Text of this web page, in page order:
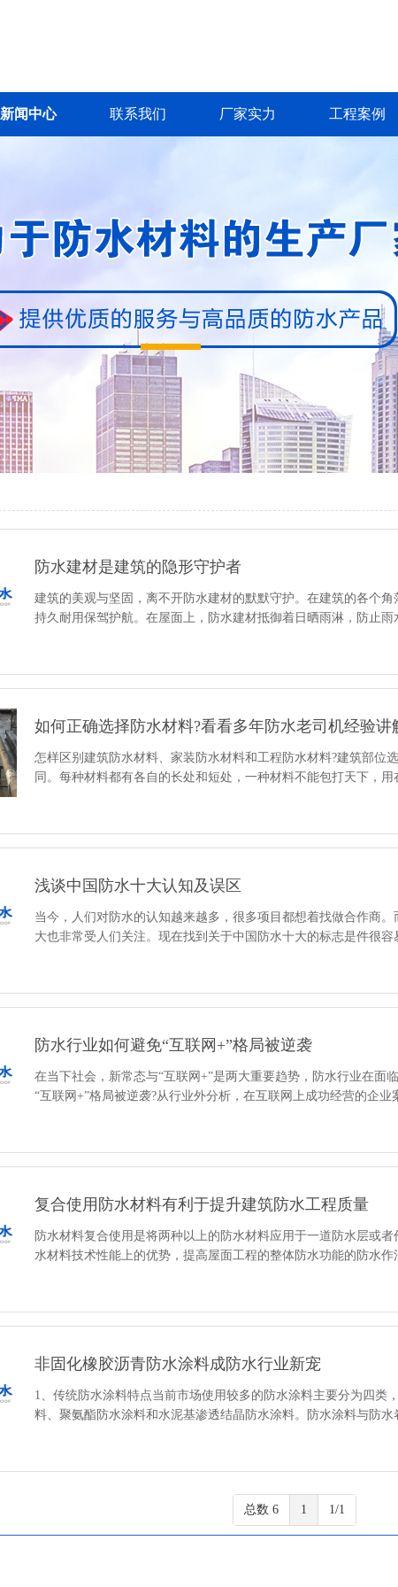
新闻中心 联系我们 厂家实力 工程案例
防水建材是建筑的隐形守护者
建筑的美观与坚固，离不开防水建材的默默守护。在建筑的各个
持久耐用保驾护航。在屋面上，防水建材抵御着日晒雨淋，防止
如何正确选择防水材料?看看多年防水老司机经验讲
怎样区别建筑防水材料、家装防水材料和工程防水材料?建筑部位
同。每种材料都有各自的长处和短处，一种材料不能包打天下，
浅谈中国防水十大认知及误区
当今，人们对防水的认知越来越多，很多项目都想着找做合作商
大也非常受人们关注。现在找到关于中国防水十大的标志是件很
防水行业如何避免“互联网+”格局被逆袭
在当下社会，新常态与“互联网+”是两大重要趋势，防水行业在面
“互联网+”格局被逆袭?从行业外分析，在互联网上成功经营的企
复合使用防水材料有利于提升建筑防水工程质量
防水材料复合使用是将两种以上的防水材料应用于一道防水层或
水材料技术性能上的优势，提高屋面工程的整体防水功能的防水
非固化橡胶沥青防水涂料成防水行业新宠
1、传统防水涂料特点当前市场使用较多的防水涂料主要分为四类
料、聚氨酯防水涂料和水泥基渗透结晶防水涂料。防水涂料与防
总数 6 1 1/1